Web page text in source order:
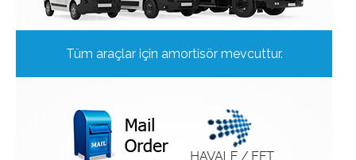
Tüm araçlar için amortisör mevcuttur.